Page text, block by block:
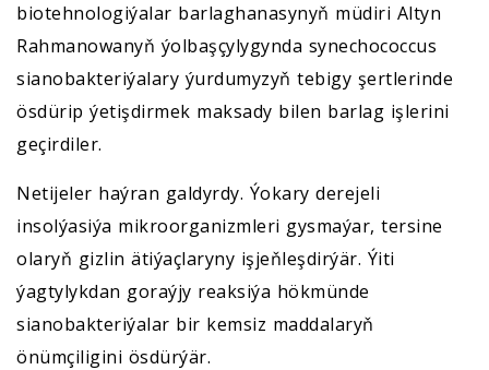
biotehnologiýalar barlaghanasynyň müdiri Altyn
Rahmanowanyň ýolbaşçylygynda synechococcus
sianobakteriýalary ýurdumyzyň tebigy şertlerinde
ösdürip ýetişdirmek maksady bilen barlag işlerini
geçirdiler.
Netijeler haýran galdyrdy. Ýokary derejeli
insolýasiýa mikroorganizmleri gysmaýar, tersine
olaryň gizlin ätiýaçlaryny işjeňleşdirýär. Ýiti
ýagtylykdan goraýjy reaksiýa hökmünde
sianobakteriýalar bir kemsiz maddalaryň
önümçiligini ösdürýär.